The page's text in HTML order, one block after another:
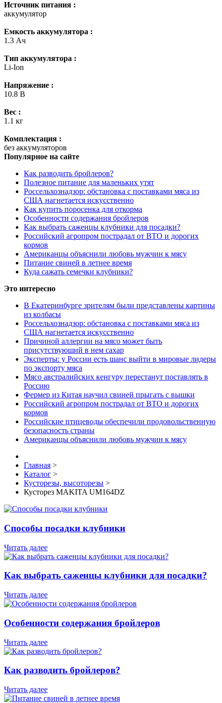
Источник питания :
аккумулятор
Емкость аккумулятора :
1.3 Ач
Тип аккумулятора :
Li-Ion
Напряжение :
10.8 В
Вес :
1.1 кг
Комплектация :
без аккумуляторов
Популярное на сайте
Как разводить бройлеров?
Полезное питание для маленьких утят
Россельхознадзор: обстановка с поставками мяса из
США нагнетается искусственно
Как купить поросенка для откорма
Особенности содержания бройлеров
Как выбрать саженцы клубники для посадки?
Российский агропром пострадал от ВТО и дорогих
кормов
Американцы объяснили любовь мужчин к мясу
Питание свиней в летнее время
Куда сажать семечки клубники?
Это интересно
В Екатеринбурге зрителям были представлены картины
из колбасы
Россельхознадзор: обстановка с поставками мяса из
США нагнетается искусственно
Причиной аллергии на мясо может быть
присутствуюший в нем сахар
Эксперты: у России есть шанс выйти в мировые лидеры
по экспорту мяса
Мясо австралийских кенгуру перестанут поставлять в
Россию
Фермер из Китая научил свиней прыгать с вышки
Российский агропром пострадал от ВТО и дорогих
кормов
Российские птицеводы обеспечили продовольственную
безопасность страны
Американцы объяснили любовь мужчин к мясу
Главная >
Каталог >
Кусторезы, высоторезы >
Кусторез MAKITA UM164DZ
Способы посадки клубники
Читать далее
Как выбрать саженцы клубники для посадки?
Читать далее
Особенности содержания бройлеров
Читать далее
Как разводить бройлеров?
Читать далее